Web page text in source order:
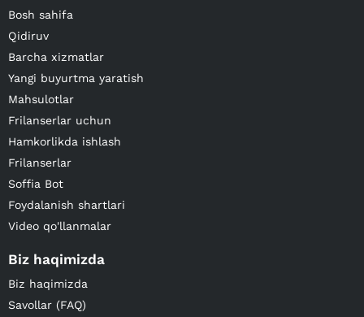
Bosh sahifa
Qidiruv
Barcha xizmatlar
Yangi buyurtma yaratish
Mahsulotlar
Frilanserlar uchun
Hamkorlikda ishlash
Frilanserlar
Soffia Bot
Foydalanish shartlari
Video qo'llanmalar
Biz haqimizda
Biz haqimizda
Savollar (FAQ)